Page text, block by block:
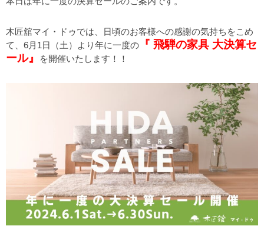
木匠舘マイ・ドゥでは、日頃のお客様への感謝の気持ちをこめ
て、6月1日（土）より年に一度の
『 飛騨の家具 大決算セ
ール』
を開催いたします！！